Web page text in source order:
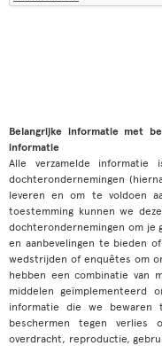
Belangrijke informatie met
informatie
Alle verzamelde
dochterondernemingen
leveren en om te voldoen
toestemming kunnen we
dochterondernemingen om je
en aanbevelingen te bieden
wedstrijden of enquêtes om
hebben een combinatie van
middelen geïmplementeerd
informatie die we bewaren
beschermen tegen verlies
overdracht, reproductie,